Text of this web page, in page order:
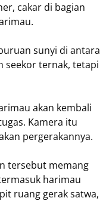
cakar di bagian
sunyi di antara
seekor ternak, tetapi
akan kembali
Kamera itu
pergerakannya.
tersebut memang
harimau
ruang gerak satwa,